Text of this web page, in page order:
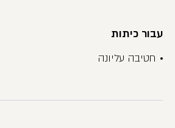
עבור כיתות
חטיבה עליונה